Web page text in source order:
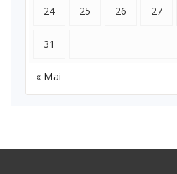
24 25 26 27
31
« Mai